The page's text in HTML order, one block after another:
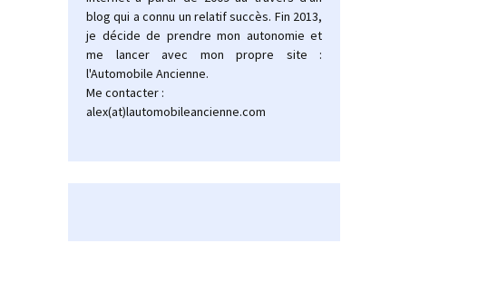
blog qui a connu un relatif succès. Fin 2013,
je décide de prendre mon autonomie et
me lancer avec mon propre site :
l'Automobile Ancienne.
Me contacter :
alex(at)lautomobileancienne.com